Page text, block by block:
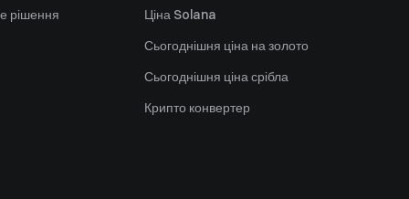
рішення
Ціна Solana
Сьогоднішня ціна на золото
Сьогоднішня ціна срібла
Крипто конвертер